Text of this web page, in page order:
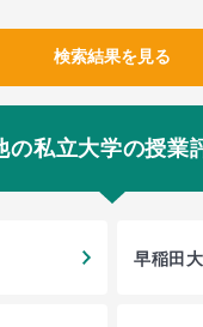
検索結果を見る
の私立大学の授業
早稲田